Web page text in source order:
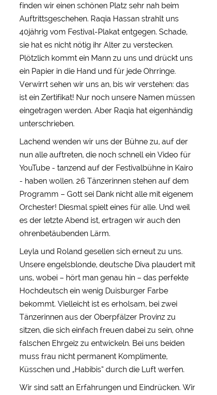
finden wir einen schönen Platz sehr nah beim
Auftrittsgeschehen. Raqia Hassan strahlt uns
40jährig vom Festival-Plakat entgegen. Schade,
sie hat es nicht nötig ihr Alter zu verstecken.
Plötzlich kommt ein Mann zu uns und drückt uns
ein Papier in die Hand und für jede Ohrringe.
Verwirrt sehen wir uns an, bis wir verstehen: das
ist ein Zertifikat! Nur noch unsere Namen müssen
eingetragen werden. Aber Raqia hat eigenhändig
unterschrieben.
Lachend wenden wir uns der Bühne zu, auf der
nun alle auftreten, die noch schnell ein Video für
YouTube - tanzend auf der Festivalbühne in Kairo
- haben wollen. 26 Tänzerinnen stehen auf dem
Programm – Gott sei Dank nicht alle mit eigenem
Orchester! Diesmal spielt eines für alle. Und weil
es der letzte Abend ist, ertragen wir auch den
ohrenbetäubenden Lärm.
Leyla und Roland gesellen sich erneut zu uns.
Unsere engelsblonde, deutsche Diva plaudert mit
uns, wobei – hört man genau hin – das perfekte
Hochdeutsch ein wenig Duisburger Farbe
bekommt. Vielleicht ist es erholsam, bei zwei
Tänzerinnen aus der Oberpfälzer Provinz zu
sitzen, die sich einfach freuen dabei zu sein, ohne
falschen Ehrgeiz zu entwickeln. Bei uns beiden
muss frau nicht permanent Komplimente,
Küsschen und „Habibis“ durch die Luft werfen.
Wir sind satt an Erfahrungen und Eindrücken. Wir